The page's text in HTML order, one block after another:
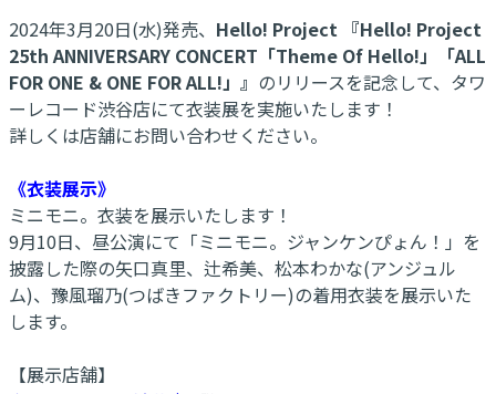
2024年3月20日(水)発売、 Hello! Project 『Hello! Project
25th ANNIVERSARY CONCERT「Theme Of Hello!」「ALL
FOR ONE & ONE FOR ALL!」』 のリリースを記念して、タワ
ーレコード渋谷店にて衣装展を実施いたします！
詳しくは店舗にお問い合わせください。
《衣装展示》
ミニモニ。衣装を展示いたします！
9月10日、昼公演にて「ミニモニ。ジャンケンぴょん！」を
披露した際の矢口真里、辻希美、松本わかな(アンジュル
ム)、豫風瑠乃(つばきファクトリー)の着用衣装を展示いた
します。
【展示店舗】